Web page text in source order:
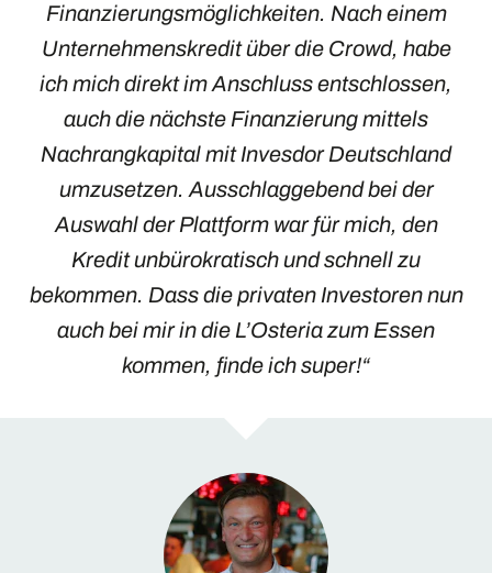
Finanzierungsmöglichkeiten. Nach einem
Unternehmenskredit über die Crowd, habe
ich mich direkt im Anschluss entschlossen,
auch die nächste Finanzierung mittels
Nachrangkapital mit Invesdor Deutschland
umzusetzen. Ausschlaggebend bei der
Auswahl der Plattform war für mich, den
Kredit unbürokratisch und schnell zu
bekommen. Dass die privaten Investoren nun
auch bei mir in die L’Osteria zum Essen
kommen, finde ich super!“